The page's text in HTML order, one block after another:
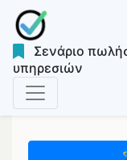
Σενάριο
υπηρεσιών
Sign up for free